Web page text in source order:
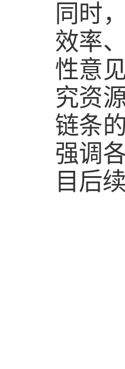
同时
效率
性意
究资
链条
强调
目后